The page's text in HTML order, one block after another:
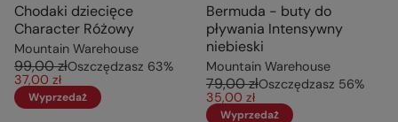
Chodaki dziecięce
Character Różowy
Mountain Warehouse
99,00 złOszczędzasz 63%
37,00 zł
Wyprzedaż
Bermuda - buty do
pływania Intensywny
niebieski
Mountain Warehouse
79,00 złOszczędzasz 56%
35,00 zł
Wyprzedaż